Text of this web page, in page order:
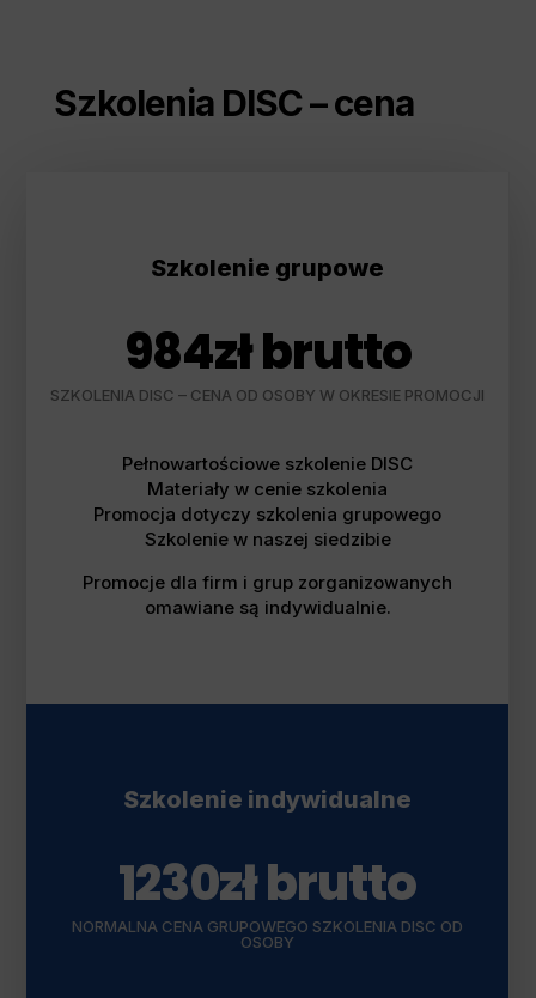
Szkolenia DISC – cena
Szkolenie grupowe
984zł brutto
SZKOLENIA DISC – CENA OD OSOBY W OKRESIE PROMOCJI
Pełnowartościowe szkolenie DISC
Materiały w cenie szkolenia
Promocja dotyczy szkolenia grupowego
Szkolenie w naszej siedzibie
Promocje dla firm i grup zorganizowanych
omawiane są indywidualnie.
Szkolenie indywidualne
1230zł brutto
NORMALNA CENA GRUPOWEGO SZKOLENIA DISC OD
OSOBY